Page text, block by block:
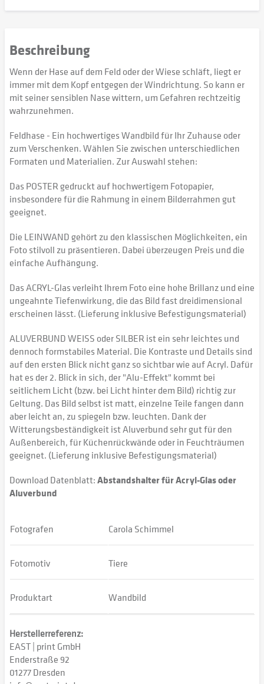
Beschreibung
Wenn der Hase auf dem Feld oder der Wiese schläft, liegt er
immer mit dem Kopf entgegen der Windrichtung. So kann er
mit seiner sensiblen Nase wittern, um Gefahren rechtzeitig
wahrzunehmen.
Feldhase - Ein hochwertiges Wandbild für Ihr Zuhause oder
zum Verschenken. Wählen Sie zwischen unterschiedlichen
Formaten und Materialien. Zur Auswahl stehen:
Das POSTER gedruckt auf hochwertigem Fotopapier,
insbesondere für die Rahmung in einem Bilderrahmen gut
geeignet.
Die LEINWAND gehört zu den klassischen Möglichkeiten, ein
Foto stilvoll zu präsentieren. Dabei überzeugen Preis und die
einfache Aufhängung.
Das ACRYL-Glas verleiht Ihrem Foto eine hohe Brillanz und eine
ungeahnte Tiefenwirkung, die das Bild fast dreidimensional
erscheinen lässt. (Lieferung inklusive Befestigungsmaterial)
ALUVERBUND WEISS oder SILBER ist ein sehr leichtes und
dennoch formstabiles Material. Die Kontraste und Details sind
auf den ersten Blick nicht ganz so sichtbar wie auf Acryl. Dafür
hat es der 2. Blick in sich, der "Alu-Effekt" kommt bei
seitlichem Licht (bzw. bei Licht hinter dem Bild) richtig zur
Geltung. Das Bild selbst ist matt, einzelne Teile fangen dann
aber leicht an, zu spiegeln bzw. leuchten. Dank der
Witterungsbeständigkeit ist Aluverbund sehr gut für den
Außenbereich, für Küchenrückwände oder in Feuchträumen
geeignet. (Lieferung inklusive Befestigungsmaterial)
Download Datenblatt:Abstandshalter für Acryl-Glas oder
Aluverbund
Fotografen Carola Schimmel
Fotomotiv Tiere
Produktart Wandbild
Herstellerreferenz:
EAST | print GmbH
Enderstraße 92
01277 Dresden